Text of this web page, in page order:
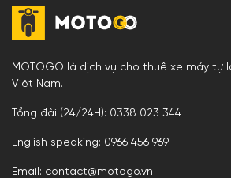
MOTOGO là dịch vụ cho thuê xe máy tự
Việt Nam.
Tổng đài (24/24H): 0338 023 344
English speaking: 0966 456 969
Email: contact@motogo.vn